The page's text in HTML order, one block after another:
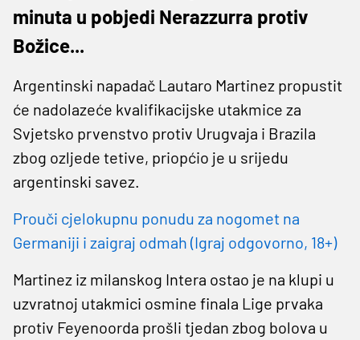
minuta u pobjedi Nerazzurra protiv
Božice...
Argentinski napadač Lautaro Martinez propustit
će nadolazeće kvalifikacijske utakmice za
Svjetsko prvenstvo protiv Urugvaja i Brazila
zbog ozljede tetive, priopćio je u srijedu
argentinski savez.
Prouči cjelokupnu ponudu za nogomet na
Germaniji i zaigraj odmah (Igraj odgovorno, 18+)
Martinez iz milanskog Intera ostao je na klupi u
uzvratnoj utakmici osmine finala Lige prvaka
protiv Feyenoorda prošli tjedan zbog bolova u